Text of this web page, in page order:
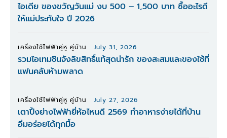
ไอเดีย ของขวัญวันแม่ งบ 500 – 1,500 บาท ซื้ออะไรดี
ให้แม่ประทับใจ ปี 2026
เครื่องใช้ไฟฟ้าคู่หู คู่บ้าน July 31, 2026
รวมไอเทมชินจังลิขสิทธิ์แท้สุดน่ารัก ของสะสมและของใช้ที่
แฟนคลับห้ามพลาด
เครื่องใช้ไฟฟ้าคู่หู คู่บ้าน July 27, 2026
เตาปิ้งย่างไฟฟ้ายี่ห้อไหนดี 2569 ทำอาหารง่ายได้ที่บ้าน
อิ่มอร่อยได้ทุกมื้อ